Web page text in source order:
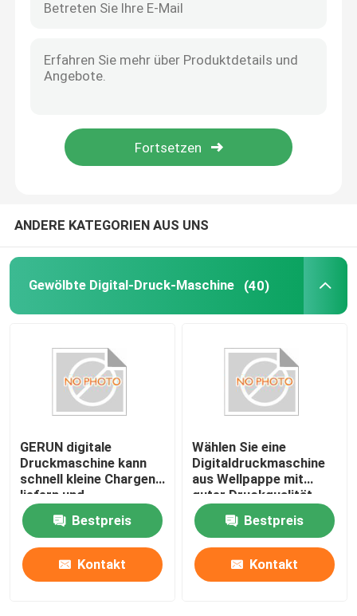
ANDERE KATEGORIEN AUS UNS
Gewölbte Digital-Druck-Maschine (40)
GERUN digitale
Druckmaschine kann
schnell kleine Chargen
liefern und
personalisierte,
maßgeschneiderte
Verpackungen drucken
Bestpreis
Kontakt
Wählen Sie eine
Digitaldruckmaschine
aus Wellpappe mit
guter Druckqualität
und hoher
Druckgeschwindigkeit
und natürlich Gerium.
Bestpreis
Kontakt